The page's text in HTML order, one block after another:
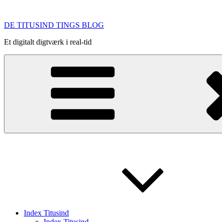
indhold
DE TITUSIND TINGS BLOG
Et digitalt digtværk i real-tid
Index Titusind